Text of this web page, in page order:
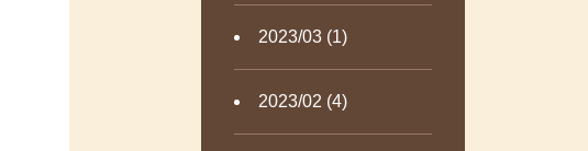
2023/03 (1)
2023/02 (4)